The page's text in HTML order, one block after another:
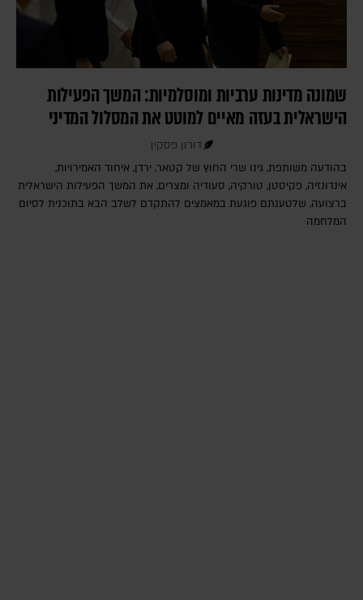
שמונה מדינות ערביות ומוסלמיות: המשך הפעילות
הישראלית בעזה מאיים למוטט את המסלול המדיני
דורון פסקין
בהודעה משותפת, גינו שרי החוץ של קטאר, ירדן, איחוד האמירויות,
אינדונזיה, פקיסטן, טורקיה, סעודיה ומצרים, את המשך הפעילות הישראלית
ברצועה, שלטענתם פוגעת במאמצים להתקדם לשלב הבא בתוכנית לסיום
המלחמה